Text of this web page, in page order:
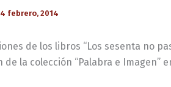
febrero, 2014
de los libros “Los sesenta no
de la colección “Palabra e